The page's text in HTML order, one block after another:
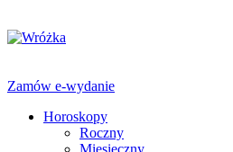
Zamów e-wydanie
Horoskopy
Roczny
Miesięczny